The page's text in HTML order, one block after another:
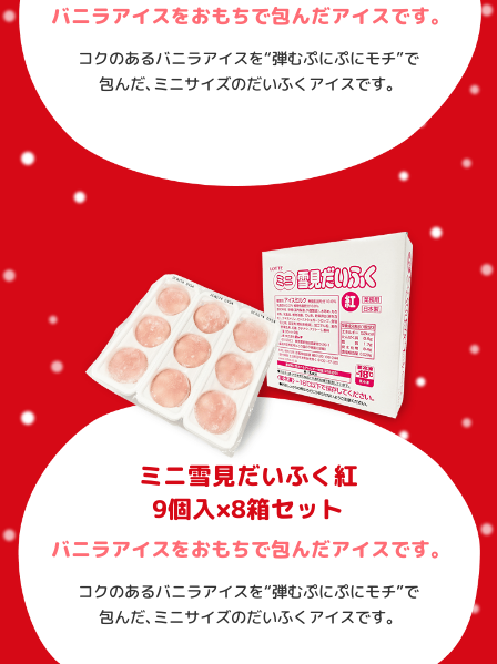
バニラアイスをおもちで包んだアイスです。
コクのあるバニラアイスを“弾むぷにぷにモチ”で
包んだ、ミニサイズのだいふくアイスです。
ミニ雪見だいふく紅
9個入×8箱セット
バニラアイスをおもちで包んだアイスです。
コクのあるバニラアイスを“弾むぷにぷにモチ”で
包んだ、ミニサイズのだいふくアイスです。